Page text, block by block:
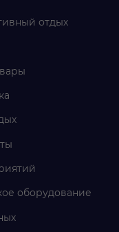
отдых
оборудование